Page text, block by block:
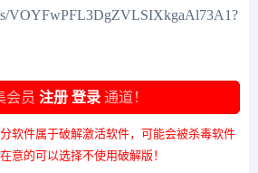
s/VOYFwPFL3DgZVLSIXkgaAl73A1?
会员 注册 登录 通道！
软件属于破解激活软件，可能会被杀毒软件
意的可以选择不使用破解版！